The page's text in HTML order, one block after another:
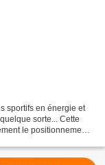
sportifs en énergie et
sorte... Cette
le positionnement